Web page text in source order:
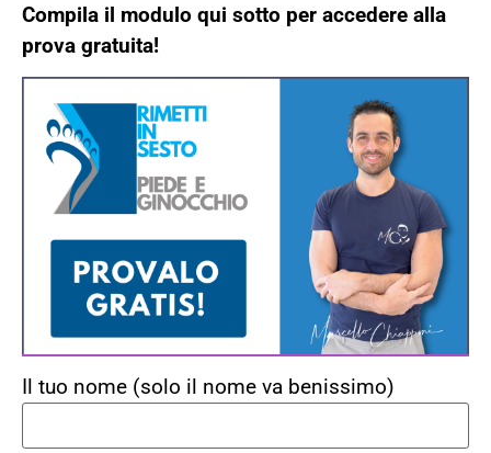
Compila il modulo qui sotto per accedere alla
prova gratuita!
Il tuo nome (solo il nome va benissimo)